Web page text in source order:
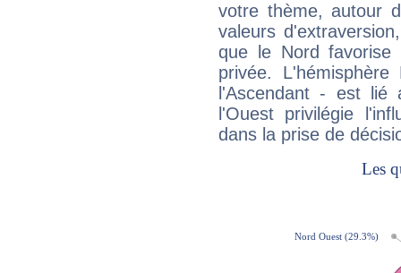
votre thème, autour
valeurs
que le Nord favorise
privée.
l'Ascendant - est
l'Ouest privilégie
dans la prise de